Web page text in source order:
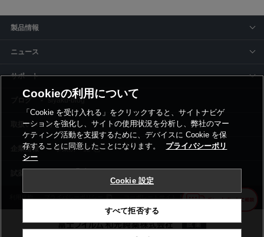
製品情報
ニュース
サポート
siyaku-blog
取扱いメーカー
事業所一覧
利用規約 プライバシーポリシー コーポレートサイト Cookie設定
Cookieの利用について
「Cookie を受け入れる」をクリックすると、サイトナビゲ
ーションを強化し、サイトの使用状況を分析し、弊社のマー
ケティング活動を支援するために、デバイスに Cookie を保
存することに同意したことになります。
プライバシーポリ
シー
Cookie 設定
すべて拒否する